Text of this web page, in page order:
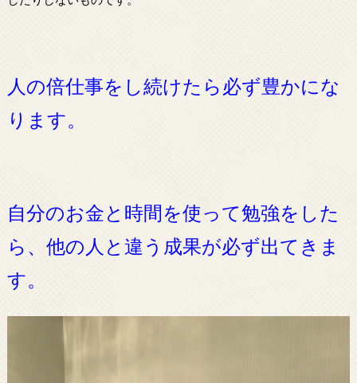
人の倍仕事をし続けたら必ず豊かにな
ります。
自分のお金と時間を使って勉強をした
ら、他の人と違う成果が必ず出てきま
す。